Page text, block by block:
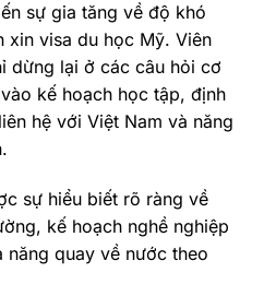
sự gia tăng về độ khó
xin visa du học Mỹ. Viên
dừng lại ở các câu hỏi cơ
kế hoạch học tập, định
hệ với Việt Nam và năng
sự hiểu biết rõ ràng về
kế hoạch nghề nghiệp
năng quay về nước theo